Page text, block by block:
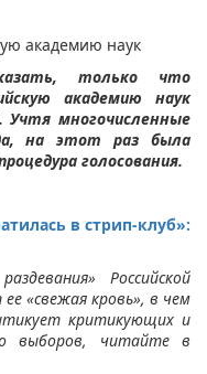
академию наук
только что
академию наук
Учтя многочисленные
на этот раз была
голосования.
в стрип-клуб»:
Российской
«свежая кровь», в чем
критикующих и
выборов, читайте в